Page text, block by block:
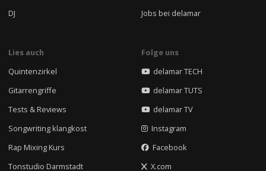
DJ
Jobs bei delamar
Lies auch
Quintenzirkel
Gitarrengriffe
Tests & Reviews
Songwriting klangkost
Rap Mixing Kurs
Tonstudio Darmstadt
Folge uns
delamar TECH
delamar TUTS
delamar TV
Instagram
Facebook
X.com